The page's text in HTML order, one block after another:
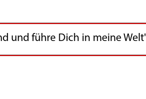
führe Dich in meine